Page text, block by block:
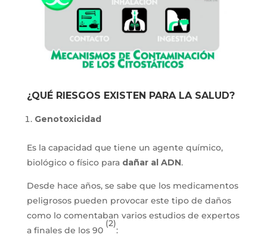
¿QUÉ RIESGOS EXISTEN PARA LA SALUD?
Genotoxicidad
Es la capacidad que tiene un agente químico,
biológico o físico para dañar al ADN.
Desde hace años, se sabe que los medicamentos
peligrosos pueden provocar este tipo de daños
como lo comentaban varios estudios de expertos
a finales de los 90
(2)
: